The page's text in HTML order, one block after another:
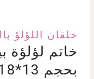
حلقان اللؤلؤ
خاتم لؤلؤة